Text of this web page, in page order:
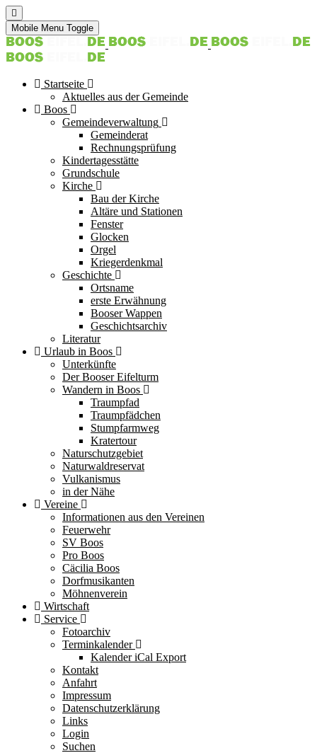
Mobile Menu Toggle
Startseite
Aktuelles aus der Gemeinde
Boos
Gemeindeverwaltung
Gemeinderat
Rechnungsprüfung
Kindertagesstätte
Grundschule
Kirche
Bau der Kirche
Altäre und Stationen
Fenster
Glocken
Orgel
Kriegerdenkmal
Geschichte
Ortsname
erste Erwähnung
Booser Wappen
Geschichtsarchiv
Literatur
Urlaub in Boos
Unterkünfte
Der Booser Eifelturm
Wandern in Boos
Traumpfad
Traumpfädchen
Stumpfarmweg
Kratertour
Naturschutzgebiet
Naturwaldreservat
Vulkanismus
in der Nähe
Vereine
Informationen aus den Vereinen
Feuerwehr
SV Boos
Pro Boos
Cäcilia Boos
Dorfmusikanten
Möhnenverein
Wirtschaft
Service
Fotoarchiv
Terminkalender
Kalender iCal Export
Kontakt
Anfahrt
Impressum
Datenschutzerklärung
Links
Login
Suchen